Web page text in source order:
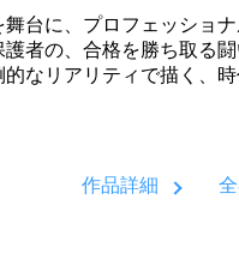
舞台に、プロフェッショ
護者の、合格を勝ち取る
的なリアリティで描く、
作品詳細